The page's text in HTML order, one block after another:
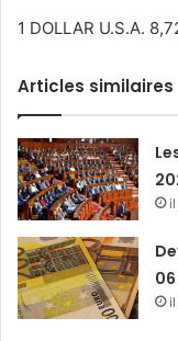
1 DOLLAR U.S.A.
Articles similaires
il
il